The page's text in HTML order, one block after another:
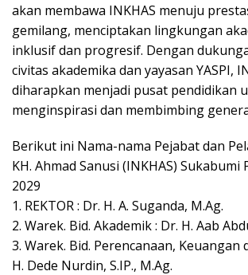
akan membawa INKHAS menuju
gemilang, menciptakan lingkungan
inklusif dan progresif. Dengan
civitas akademika dan yayasan YASPI,
diharapkan menjadi pusat pendidikan
menginspirasi dan membimbing
Berikut ini Nama-nama Pejabat dan
KH. Ahmad Sanusi (INKHAS) Sukabumi
2029
1. REKTOR : Dr. H. A. Suganda, M.Ag.
2. Warek. Bid. Akademik : Dr. H. Aab
3. Warek. Bid. Perencanaan, Keuangan
H. Dede Nurdin, S.IP., M.Ag.